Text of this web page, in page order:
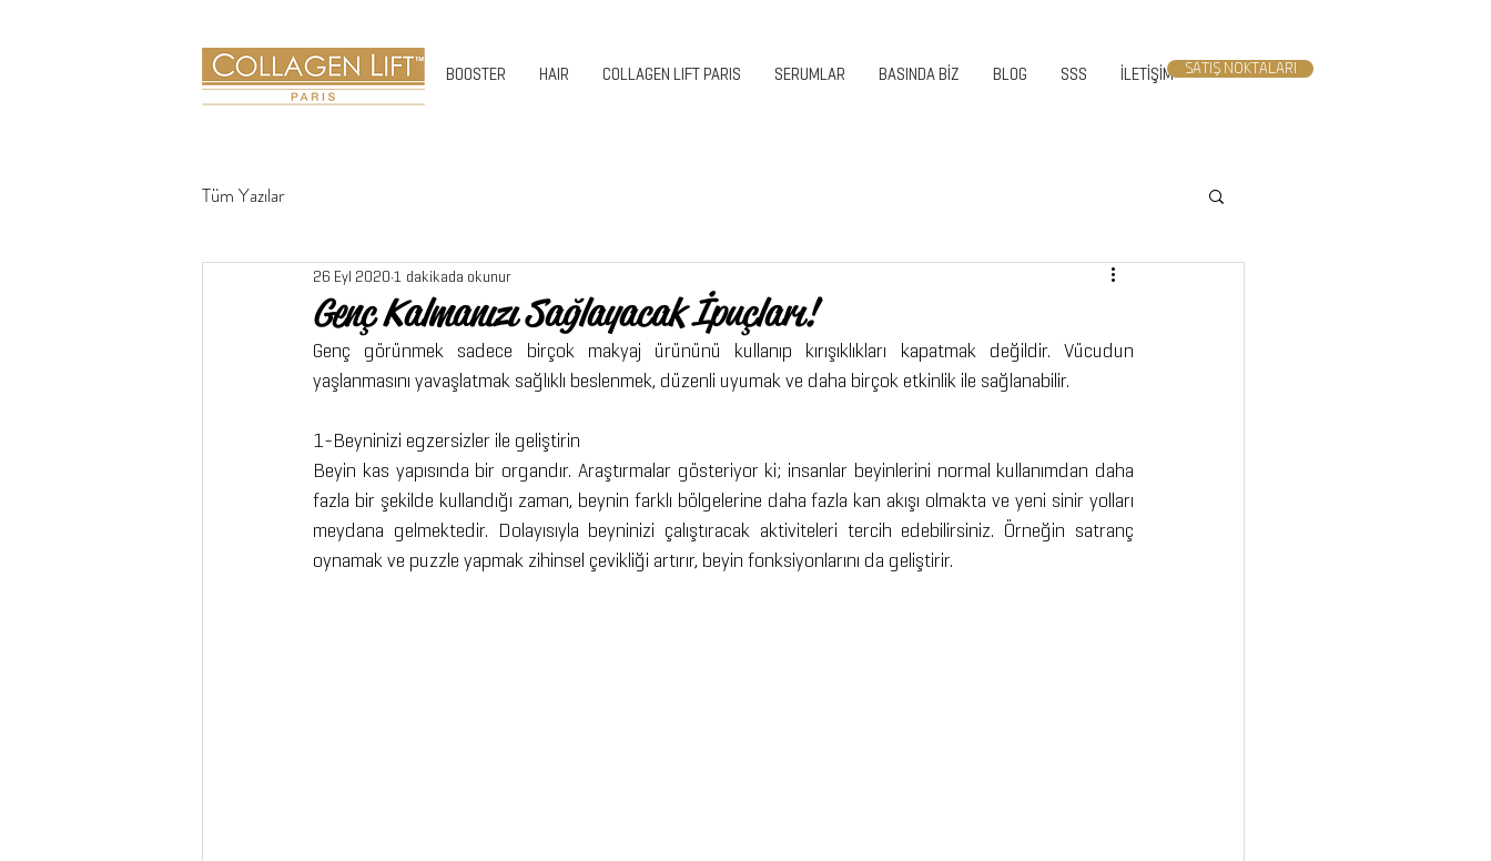
BOOSTER HAIR COLLAGEN LIFT PARIS SERUMLAR BASINDA BİZ BLOG SSS İLETİŞİM SATIŞ NOKTALARI
Tüm Yazılar
Genç Kalmanızı Sağlayacak İpuçları!
26 Eyl 2020 1 dakikada okunur
Genç görünmek sadece birçok makyaj ürününü kullanıp kırışıklıkları kapatmak değildir. Vücudun
yaşlanmasını yavaşlatmak sağlıklı beslenmek, düzenli uyumak ve daha birçok etkinlik ile sağlanabilir.
1-Beyninizi egzersizler ile geliştirin
Beyin kas yapısında bir organdır. Araştırmalar gösteriyor ki; insanlar beyinlerini normal kullanımdan daha
fazla bir şekilde kullandığı zaman, beynin farklı bölgelerine daha fazla kan akışı olmakta ve yeni sinir yolları
meydana gelmektedir. Dolayısıyla beyninizi çalıştıracak aktiviteleri tercih edebilirsiniz. Örneğin satranç
oynamak ve puzzle yapmak zihinsel çevikliği artırır, beyin fonksiyonlarını da geliştirir.